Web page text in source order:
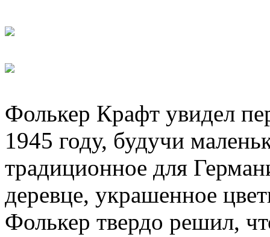
Фолькер Крафт увидел
1945 году, будучи
традиционное для
деревце, украшенное
Фолькер твердо решил,